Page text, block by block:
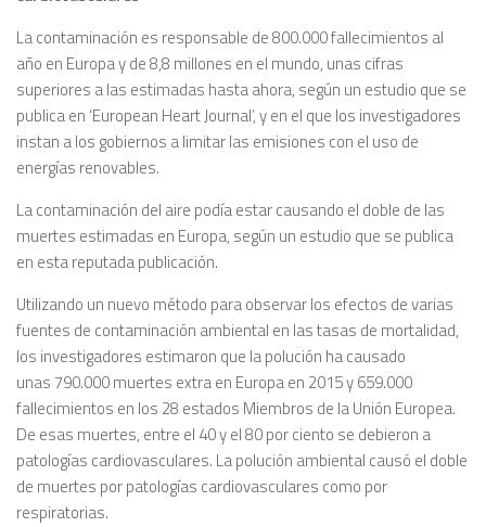
La contaminación es responsable de 800.000 fallecimientos al
año en Europa y de 8,8 millones en el mundo, unas cifras
superiores a las estimadas hasta ahora, según un estudio que se
publica en ‘European Heart Journal’, y en el que los investigadores
instan a los gobiernos a limitar las emisiones con el uso de
energías renovables.
La contaminación del aire podía estar causando el doble de las
muertes estimadas en Europa, según un estudio que se publica
en esta reputada publicación.
Utilizando un nuevo método para observar los efectos de varias
fuentes de contaminación ambiental en las tasas de mortalidad,
los investigadores estimaron que la polución ha causado
unas 790.000 muertes extra en Europa en 2015 y 659.000
fallecimientos en los 28 estados Miembros de la Unión Europea.
De esas muertes, entre el 40 y el 80 por ciento se debieron a
patologías cardiovasculares. La polución ambiental causó el doble
de muertes por patologías cardiovasculares como por
respiratorias.